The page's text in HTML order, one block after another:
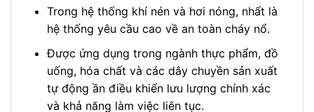
Trong hệ thống khí nén và hơi nóng, nhất là
hệ thống yêu cầu cao về an toàn cháy nổ.
Được ứng dụng trong ngành thực phẩm, đồ
uống, hóa chất và các dây chuyền sản xuất
tự động ần điều khiển lưu lượng chính xác
và khả năng làm việc liên tục.